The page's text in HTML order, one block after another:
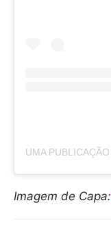
Imagem de Capa: